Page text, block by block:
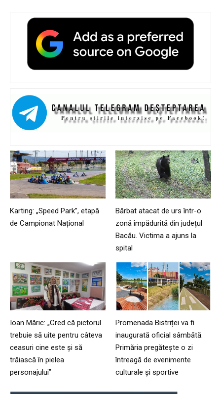
Karting: „Speed Park”, etapă
de Campionat Național
Bărbat atacat de urs într-o
zonă împădurită din județul
Bacău. Victima a ajuns la
spital